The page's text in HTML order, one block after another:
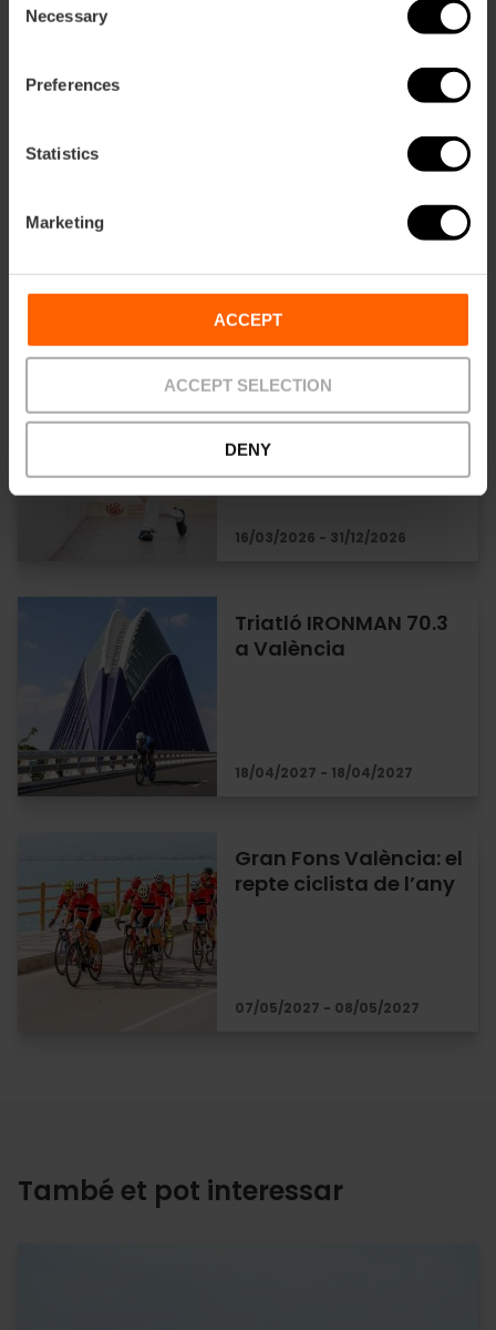
Selection
Necessary
Preferences
Statistics
Marketing
ACCEPT
ACCEPT SELECTION
DENY
Gaudix de la Marató
Partides de pilota
valenciana al
Trinquet Pelayo de
València
16/03/2026 - 31/12/2026
Triatló IRONMAN 70.3
a València
18/04/2027 - 18/04/2027
Gran Fons València: el
repte ciclista de l’any
07/05/2027 - 08/05/2027
També et pot interessar